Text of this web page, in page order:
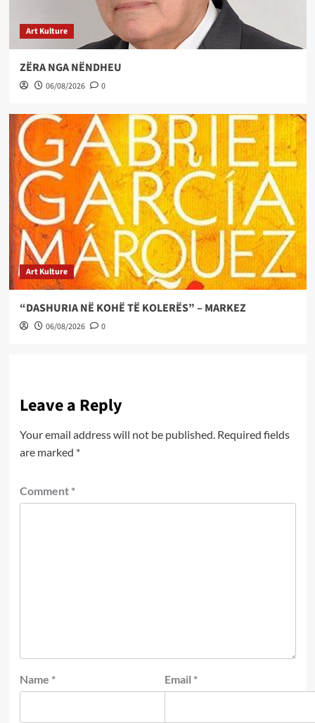
Art Kulture
ZËRA NGA NËNDHEU
06/08/2026 0
Art Kulture
“DASHURIA NË KOHË TË KOLERËS” – MARKEZ
06/08/2026 0
Leave a Reply
Your email address will not be published. Required fields
are marked *
Comment *
Name * Email *